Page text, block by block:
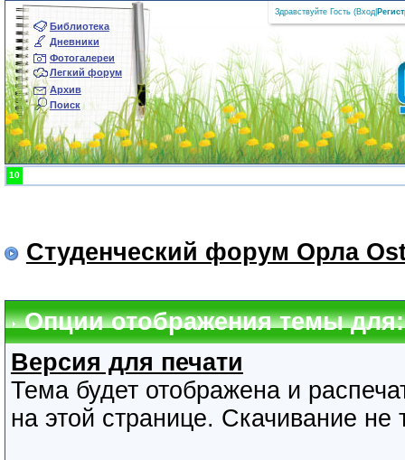
Библиотека
Дневники
Фотогалереи
Легкий форум
Архив
Поиск
Здравствуйте Гость (Вход
10
Студенческий форум Орла
Опции отображения темы для:
Версия для печати
Тема будет отображена и
на этой странице. Скачивание не